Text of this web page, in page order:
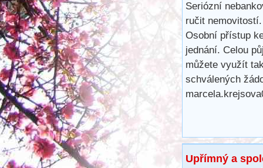
Seriózní
ručit
Osobní přístup
jednání. Celou
můžete využít
schválených
Upřímný a